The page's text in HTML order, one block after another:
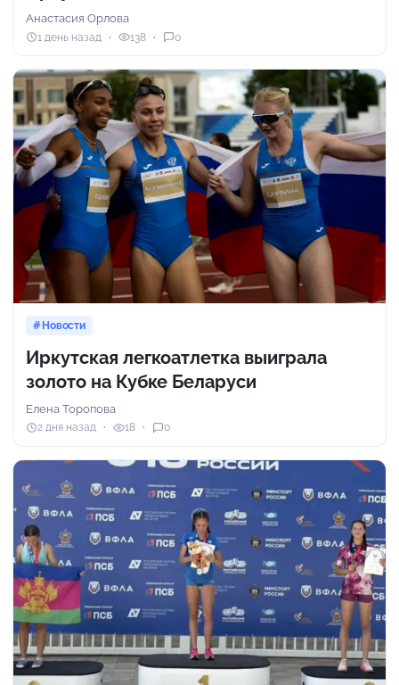
Анастасия Орлова
1 день назад 138 0
Новости
Иркутская легкоатлетка выиграла
золото на Кубке Беларуси
Елена Торопова
2 дня назад 18 0